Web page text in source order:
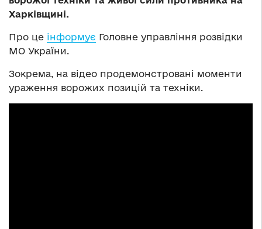
Харківщині.
Про це інформує Головне управління розвідки
МО України.
Зокрема, на відео продемонстровані моменти
ураження ворожих позицій та техніки.